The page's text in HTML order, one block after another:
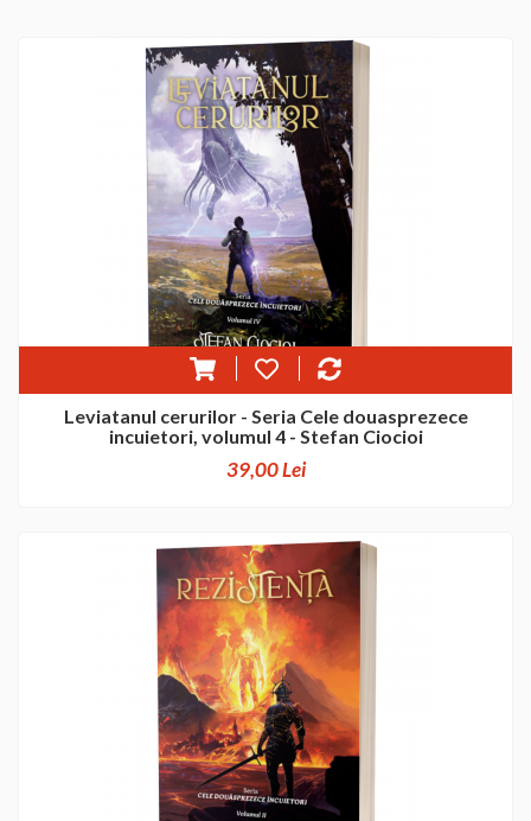
Leviatanul cerurilor - Seria Cele douasprezece
incuietori, volumul 4 - Stefan Ciocioi
39,00 Lei